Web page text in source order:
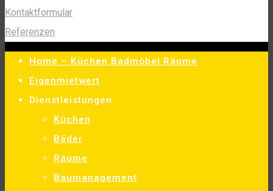
Kontaktformular
Referenzen
Home – Küchen Badmöbel Räume
Eigenmietwert
Dienstleistungen
Küchen
Bäder
Räume
Baumanagement